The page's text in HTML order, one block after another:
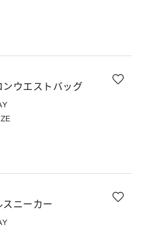
ンウエストバッグ
スニーカー